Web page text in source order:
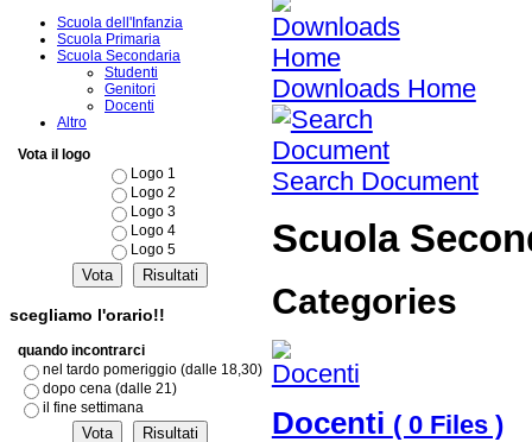
Scuola dell'Infanzia
Scuola Primaria
Scuola Secondaria
Studenti
Genitori
Docenti
Altro
Vota il logo
Logo 1
Logo 2
Logo 3
Logo 4
Logo 5
scegliamo l'orario!!
quando incontrarci
nel tardo pomeriggio (dalle 18,30)
dopo cena (dalle 21)
il fine settimana
Downloads Home
Search Document
Scuola
Categories
Docenti ( 0 Files )